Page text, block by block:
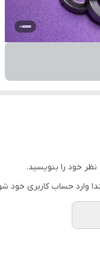
خود را بنویسید.
وارد حساب کاربری خود